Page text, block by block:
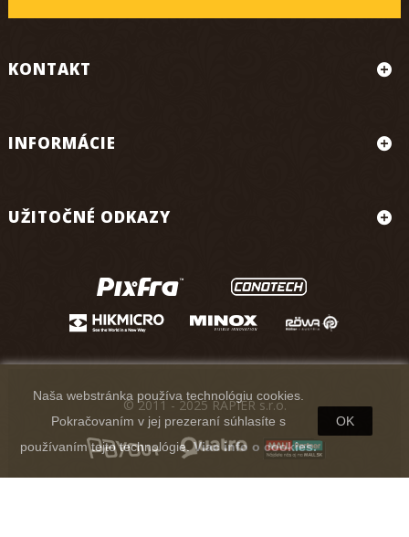
KONTAKT
INFORMÁCIE
UŽITOČNÉ ODKAZY
Naša webstránka používa technológiu cookies.
Pokračovaním v jej prezeraní súhlasíte s
používaním tejto technológie.Viac info o cookies.
OK
© 2011 - 2025 RAPIER s.r.o.